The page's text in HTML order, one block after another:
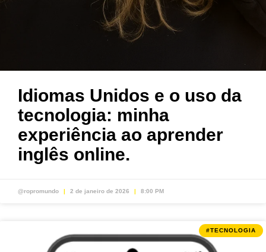
Idiomas Unidos e o uso da
tecnologia: minha
experiência ao aprender
inglês online.
@ropromundo 2 de janeiro de 2026 8:00 PM
#TECNOLOGIA